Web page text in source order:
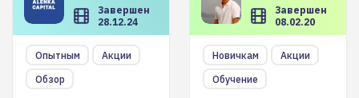
Завершен
28.12.24
Опытным
Акции
Обзор
Завершен
08.02.20
Новичкам
Акции
Обучение